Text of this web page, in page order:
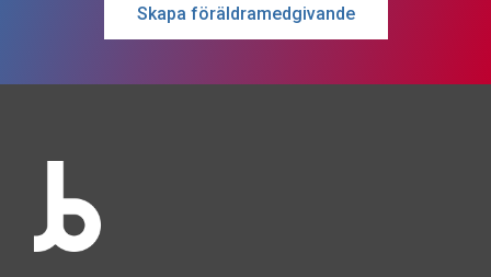
Skapa föräldramedgivande